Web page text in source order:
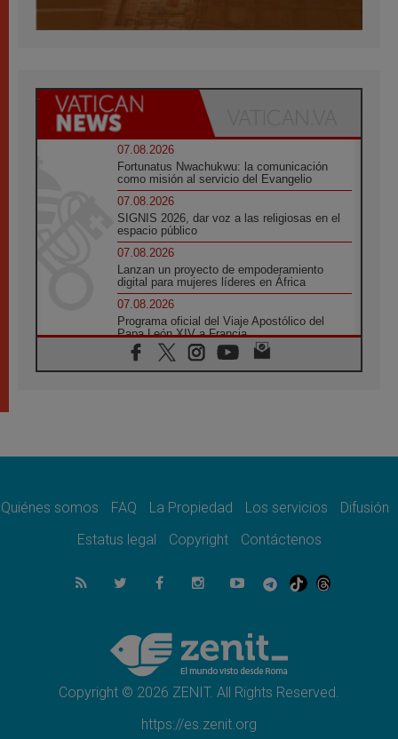
07.08.2026
Fortunatus Nwachukwu: la comunicación
como misión al servicio del Evangelio
07.08.2026
SIGNIS 2026, dar voz a las religiosas en el
espacio público
07.08.2026
Lanzan un proyecto de empoderamiento
digital para mujeres líderes en África
07.08.2026
Programa oficial del Viaje Apostólico del
Papa León XIV a Francia
07.08.2026
Obispos de Ecuador: El bien de las familias
06.08.2026
06.08.2026
minuto
El agradecimiento de los jóvenes al Papa:
«Hoy nos sentimos Iglesia»
Líbano: Reanudan los coloquios en Roma en
medio de tensiones y ataques en el sur del
país
Quiénes somos FAQ La Propiedad Los servicios
Difusión
Estatus legal
Copyright Contáctenos
Copyright © 2026 ZENIT. All Rights Reserved.
https://es.zenit.org